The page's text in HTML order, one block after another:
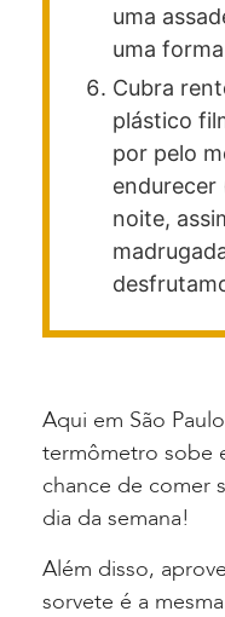
uma
uma
Cubra
plástico
por pelo
endurecer
noite,
Aqui em São
termômetro sobe
chance de comer
dia da semana!
Além disso,
sorvete é a